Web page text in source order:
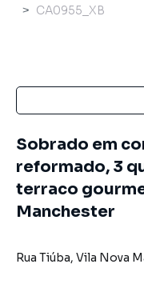
CA0955_XB
Sobrado em
reformado, 3
terraco
Manchester
Rua Tiúba, Vila Nova